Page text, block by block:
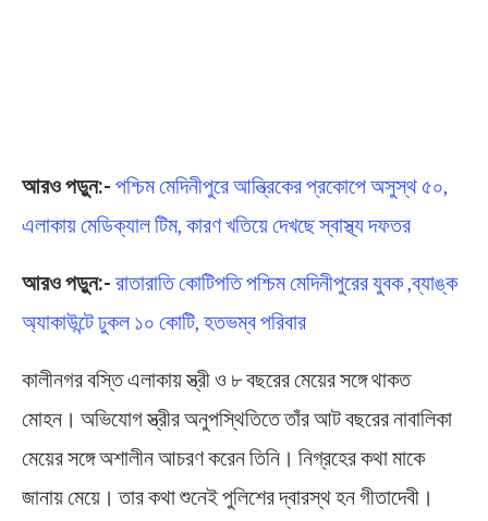
আরও পড়ুন:- পশ্চিম মেদিনীপুরে আন্ত্রিকের প্রকোপে অসুস্থ ৫০,
এলাকায় মেডিক্যাল টিম, কারণ খতিয়ে দেখছে স্বাস্থ্য দফতর
আরও পড়ুন:- রাতারাতি কোটিপতি পশ্চিম মেদিনীপুরের যুবক ,ব্যাঙ্ক
অ্যাকাউন্টে ঢুকল ১০ কোটি, হতভম্ব পরিবার
কালীনগর বস্তি এলাকায় স্ত্রী ও ৮ বছরের মেয়ের সঙ্গে থাকত
মোহন। অভিযোগ স্ত্রীর অনুপস্থিতিতে তাঁর আট বছরের নাবালিকা
মেয়ের সঙ্গে অশালীন আচরণ করেন তিনি। নিগ্রহের কথা মাকে
জানায় মেয়ে। তার কথা শুনেই পুলিশের দ্বারস্থ হন গীতাদেবী।